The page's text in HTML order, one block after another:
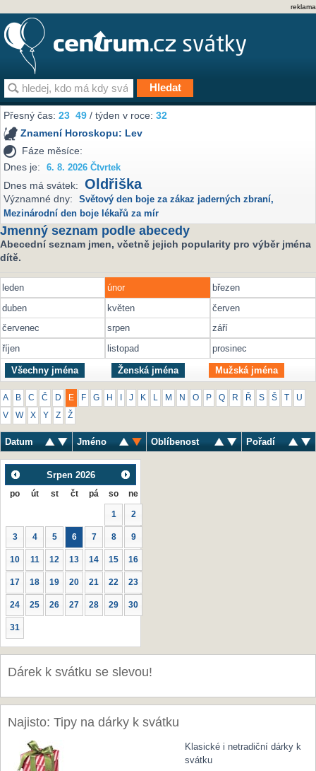
reklama
Přesný čas:23 49 / týden v roce:32
Znamení Horoskopu: Lev
Fáze měsíce:
Dnes je:
6. 8. 2026 Čtvrtek
Dnes má svátek: Oldřiška
Významné dny: Světový den boje za zákaz jaderných zbraní,
Mezinárodní den boje lékařů za mír
Jmenný seznam podle abecedy
Abecední seznam jmen, včetně jejich popularity pro výběr jména
dítě.
leden únor
březen
duben
květen
červen
červenec
srpen
září
říjen
listopad prosinec
Všechny jména Ženská jména Mužská jména
A B C Č D E F G H J K M N O P Q R Ř S Š U
V W X Y Z Ž
Datum Jméno Oblíbenost Pořadí
Srpen 2026
po út st čt pá so ne
1 2
3 4 5 6 7 8 9
10 11 12 13 14 15 16
17 18 19 20 21 22 23
24 25 26 27 28 29 30
31
Dárek k svátku se slevou!
Najisto: Tipy na dárky k svátku
Klasické i netradiční dárky k
svátku